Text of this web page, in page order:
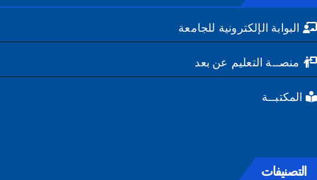
البوابة الإلكترونية للجامعة
منصــة التعليم عن بعد
المكتبــة
التصنيفات